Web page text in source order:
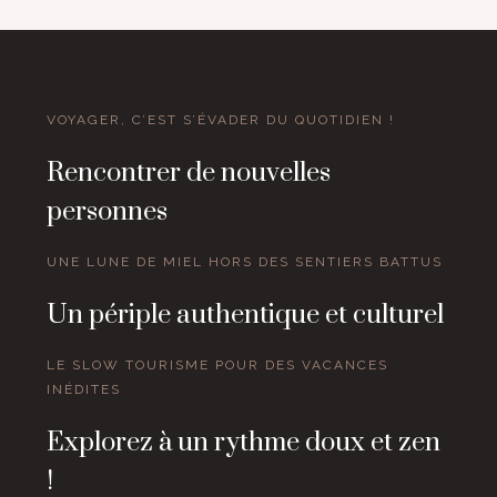
VOYAGER, C’EST S’ÉVADER DU QUOTIDIEN !
Rencontrer de nouvelles
personnes
UNE LUNE DE MIEL HORS DES SENTIERS BATTUS
Un périple authentique et culturel
LE SLOW TOURISME POUR DES VACANCES
INÉDITES
Explorez à un rythme doux et zen
!